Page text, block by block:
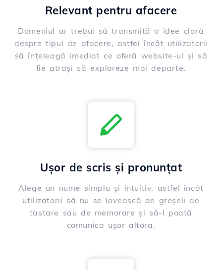
Relevant pentru afacere
Domeniul ar trebui să transmită o idee clară
despre tipul de afacere, astfel încât utilizatorii
să înțeleagă imediat ce oferă website-ul și să
fie atrași să exploreze mai departe.
Ușor de scris și pronunțat
Alege un nume simplu și intuitiv, astfel încât
utilizatorii să nu se lovească de greșeli de
tastare sau de memorare și să-l poată
comunica ușor altora.